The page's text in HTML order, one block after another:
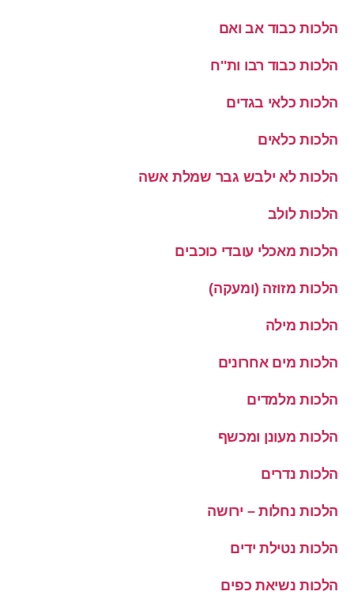
הלכות כבוד אב ואם
הלכות כבוד רבו ות''ח
הלכות כלאי בגדים
הלכות כלאים
הלכות לא ילבש גבר שמלת אשה
הלכות לולב
הלכות מאכלי עובדי כוכבים
הלכות מזוזה (ומעקה)
הלכות מילה
הלכות מים אחרונים
הלכות מלמדים
הלכות מעונן ומכשף
הלכות נדרים
הלכות נחלות – ירושה
הלכות נטילת ידים
הלכות נשיאת כפים